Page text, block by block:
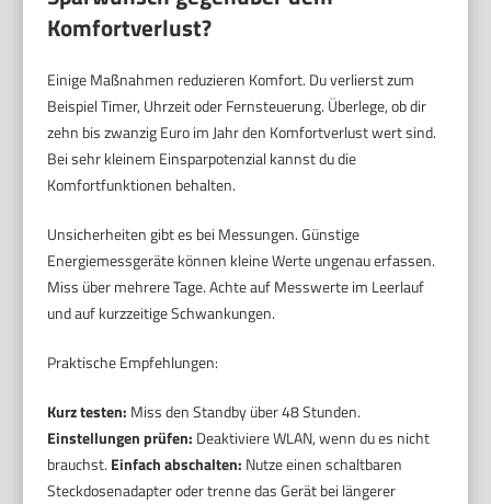
Komfortverlust?
Einige Maßnahmen reduzieren Komfort. Du verlierst zum
Beispiel Timer, Uhrzeit oder Fernsteuerung. Überlege, ob dir
zehn bis zwanzig Euro im Jahr den Komfortverlust wert sind.
Bei sehr kleinem Einsparpotenzial kannst du die
Komfortfunktionen behalten.
Unsicherheiten gibt es bei Messungen. Günstige
Energiemessgeräte können kleine Werte ungenau erfassen.
Miss über mehrere Tage. Achte auf Messwerte im Leerlauf
und auf kurzzeitige Schwankungen.
Praktische Empfehlungen:
Kurz testen: Miss den Standby über 48 Stunden.
Einstellungen prüfen: Deaktiviere WLAN, wenn du es nicht
brauchst. Einfach abschalten: Nutze einen schaltbaren
Steckdosenadapter oder trenne das Gerät bei längerer